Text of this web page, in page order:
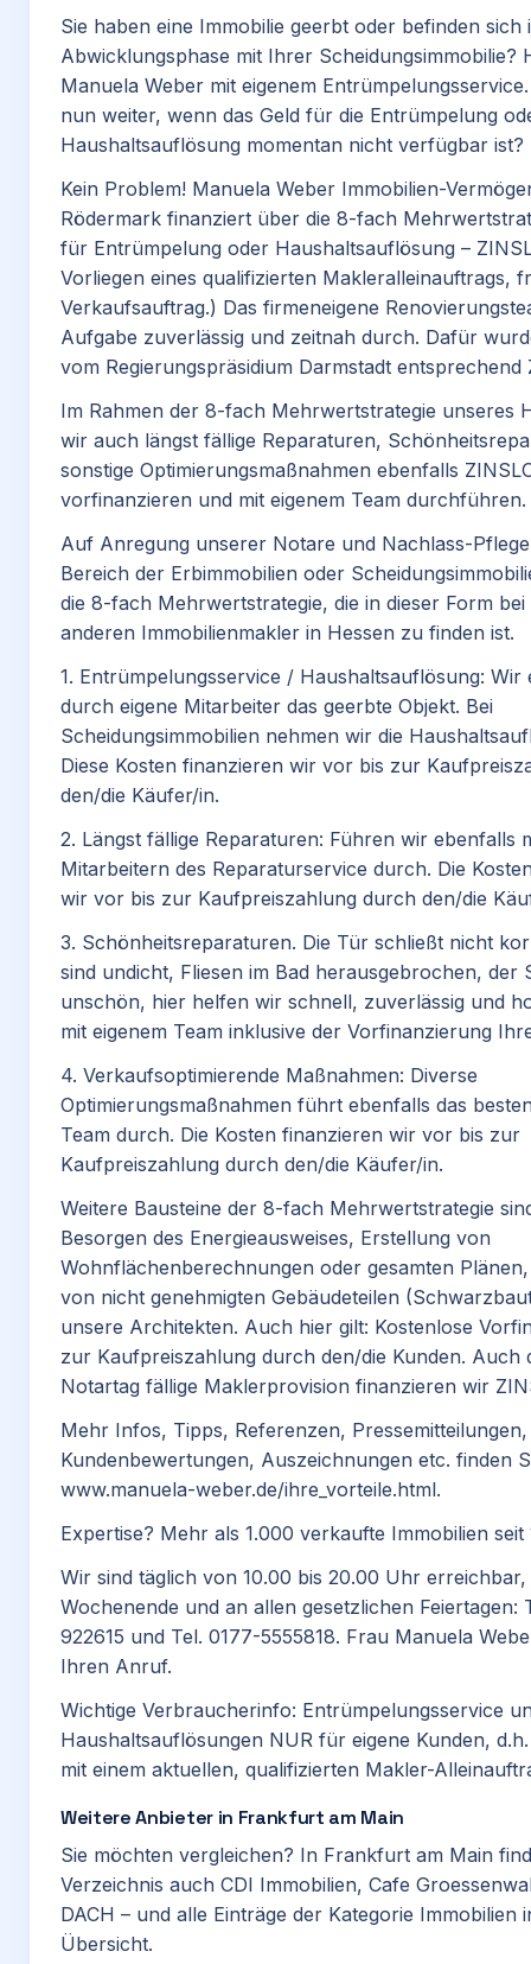
Sie haben eine Immobilie geerbt oder befinden sich
Abwicklungsphase mit Ihrer Scheidungsimmobilie?
Manuela Weber mit eigenem
nun weiter, wenn das Geld für die Entrümpelung
Haushaltsauflösung momentan nicht verfügbar ist?
Kein Problem! Manuela Weber Immobilien-
Rödermark finanziert über die 8-fach
für Entrümpelung oder Haushaltsauflösung –
Vorliegen eines qualifizierten Makleralleinauftrags,
Verkaufsauftrag.) Das firmeneigene
Aufgabe zuverlässig und zeitnah durch. Dafür
vom Regierungspräsidium Darmstadt entsprechend
Im Rahmen der 8-fach Mehrwertstrategie unseres
wir auch längst fällige Reparaturen,
sonstige Optimierungsmaßnahmen ebenfalls
vorfinanzieren und mit eigenem Team durchführen.
Auf Anregung unserer Notare und Nachlass-
Bereich der Erbimmobilien oder
die 8-fach Mehrwertstrategie, die in dieser Form bei
anderen Immobilienmakler in Hessen zu finden ist.
1. Entrümpelungsservice / Haushaltsauflösung: Wir
durch eigene Mitarbeiter das geerbte Objekt. Bei
Scheidungsimmobilien nehmen wir die
Diese Kosten finanzieren wir vor bis zur
den/die Käufer/in.
2. Längst fällige Reparaturen: Führen wir ebenfalls
Mitarbeitern des Reparaturservice durch. Die
wir vor bis zur Kaufpreiszahlung durch den/die
3. Schönheitsreparaturen. Die Tür schließt nicht
sind undicht, Fliesen im Bad herausgebrochen, der
unschön, hier helfen wir schnell, zuverlässig und
mit eigenem Team inklusive der Vorfinanzierung
4. Verkaufsoptimierende Maßnahmen: Diverse
Optimierungsmaßnahmen führt ebenfalls das
Team durch. Die Kosten finanzieren wir vor bis zur
Kaufpreiszahlung durch den/die Käufer/in.
Weitere Bausteine der 8-fach Mehrwertstrategie
Besorgen des Energieausweises, Erstellung von
Wohnflächenberechnungen oder gesamten
von nicht genehmigten Gebäudeteilen
unsere Architekten. Auch hier gilt: Kostenlose
zur Kaufpreiszahlung durch den/die Kunden. Auch
Notartag fällige Maklerprovision finanzieren wir
Mehr Infos, Tipps, Referenzen, Pressemitteilungen,
Kundenbewertungen, Auszeichnungen etc. finden
www.manuela-weber.de/ihre_vorteile.html.
Expertise? Mehr als 1.000 verkaufte Immobilien seit
Wir sind täglich von 10.00 bis 20.00 Uhr
Wochenende und an allen gesetzlichen Feiertagen:
922615 und Tel. 0177-5555818. Frau Manuela
Ihren Anruf.
Wichtige Verbraucherinfo: Entrümpelungsservice
Haushaltsauflösungen NUR für eigene Kunden,
mit einem aktuellen, qualifizierten Makler-
Weitere Anbieter in Frankfurt am Main
Sie möchten vergleichen? In Frankfurt am Main
Verzeichnis auch CDI Immobilien, Cafe
DACH – und alle Einträge der Kategorie Immobilien
Übersicht.